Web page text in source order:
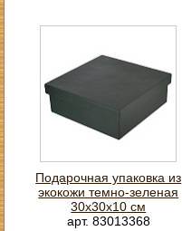
Подарочная упаковка из
экокожи темно-зеленая
30х30х10 см
арт. 83013368